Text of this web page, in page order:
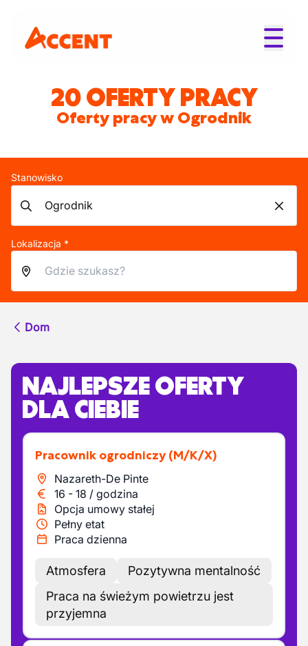
20 OFERTY PRACY
Oferty pracy w Ogrodnik
Stanowisko
Lokalizacja *
Dom
NAJLEPSZE OFERTY
DLA CIEBIE
Pracownik ogrodniczy (M/K/X)
Nazareth-De Pinte
16 - 18 / godzina
Opcja umowy stałej
Pełny etat
Praca dzienna
Atmosfera
Pozytywna mentalność
Praca na świeżym powietrzu jest
przyjemna